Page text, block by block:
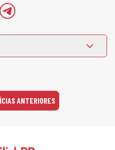
ANTERIORES